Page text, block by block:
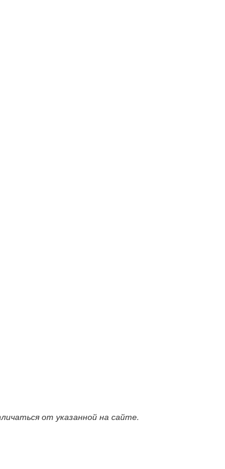
от указанной на сайте.